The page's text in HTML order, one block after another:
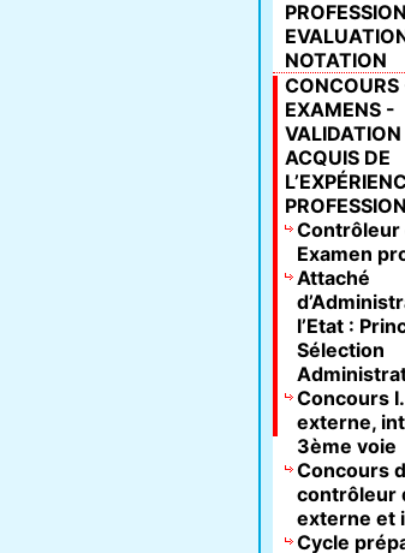
NOTATION
CONCOURS
EXAMENS -
VALIDATION
ACQUIS DE
Contrôleur
Examen
Attaché
l’Etat :
Sélection
Concours
externe,
3ème voie
Concours
contrôleur
externe et
Cycle